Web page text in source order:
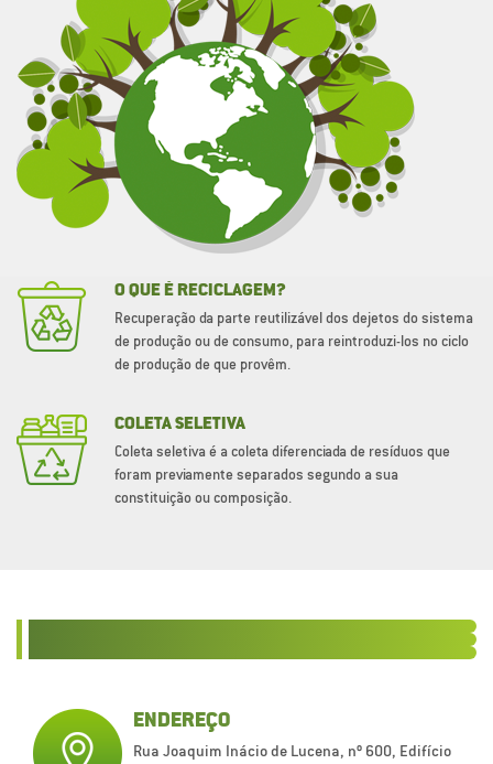
O QUE É RECICLAGEM?
Recuperação da parte reutilizável dos dejetos do sistema
de produção ou de consumo, para reintroduzi-los no ciclo
de produção de que provêm.
COLETA SELETIVA
Coleta seletiva é a coleta diferenciada de resíduos que
foram previamente separados segundo a sua
constituição ou composição.
ENDEREÇO
Rua Joaquim Inácio de Lucena, nº 600, Edifício